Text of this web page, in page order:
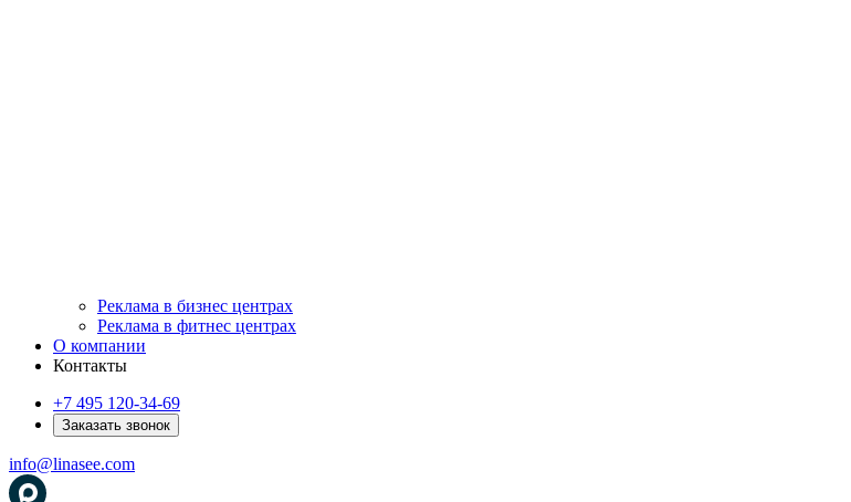
Реклама в бизнес центрах
Реклама в фитнес центрах
О компании
Контакты
+7 495 120-34-69
Заказать звонок
info@linasee.com